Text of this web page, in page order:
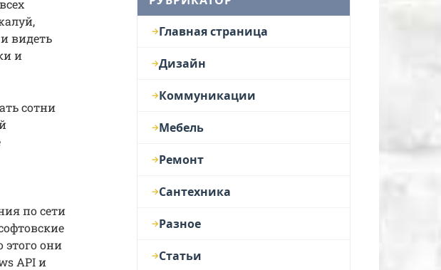
видеть
и
сотни
по сети
они
API и
Главная страница
Дизайн
Коммуникации
Мебель
Ремонт
Сантехника
Разное
Статьи